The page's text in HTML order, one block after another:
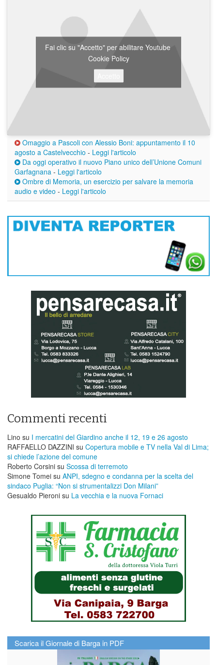
Fai clic su "Accetto" per abilitare Youtube
Cookie Policy
Omaggio a Pascoli con Alessio Boni: appuntamento il 10
agosto a Castelvecchio - Leggi l'articolo
Da oggi operativo il nuovo Piano unico dell’Unione Comuni
Garfagnana - Leggi l'articolo
Ombre di Memoria, un esercizio per salvare la memoria
audio e video - Leggi l'articolo
Commenti recenti
Lino su I mercatini del Giardino anche il 12, 19 e 26 agosto
RAFFAELLO DAZZINI su ​Copertura mobile e TV nella Val di Lima;
si chiede l’azione del comune
Roberto Corsini su Scossa di terremoto
Simone Tomei su ANPI, sdegno e condanna per la scelta del
sindaco Puglia: “Non si strumentalizzi Don Milani”
Gesualdo Pieroni su La vecchia e la nuova Fornaci
Scarica il Giornale di Barga in PDF